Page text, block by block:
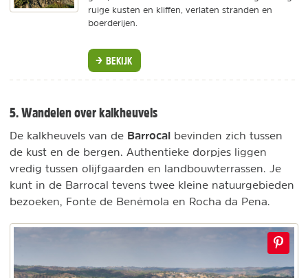
ruige kusten en kliffen, verlaten stranden en
boerderijen.
BEKIJK
5. Wandelen over kalkheuvels
De kalkheuvels van de Barrocal bevinden zich tussen
de kust en de bergen. Authentieke dorpjes liggen
vredig tussen olijfgaarden en landbouwterrassen. Je
kunt in de Barrocal tevens twee kleine natuurgebieden
bezoeken, Fonte de Benémola en Rocha da Pena.